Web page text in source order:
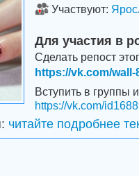
Участвуют:
Для участия в
Сделать репост
https://vk.com/wall-
Вступить в группы
https://vk.com/
читайте подробнее